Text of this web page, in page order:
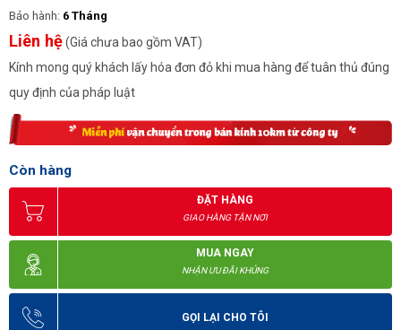
Bảo hành: 6 Tháng
Liên hệ(Giá chưa bao gồm VAT)
Kính mong quý khách lấy hóa đơn đỏ khi mua hàng để tuân thủ đúng
quy định của pháp luật
Còn hàng
ĐẶT HÀNG
GIAO HÀNG TẬN NƠI
MUA NGAY
NHẬN ƯU ĐÃI KHỦNG
GỌI LẠI CHO TÔI